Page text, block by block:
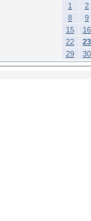
1
2
8
9
15
16
22
23
29
30